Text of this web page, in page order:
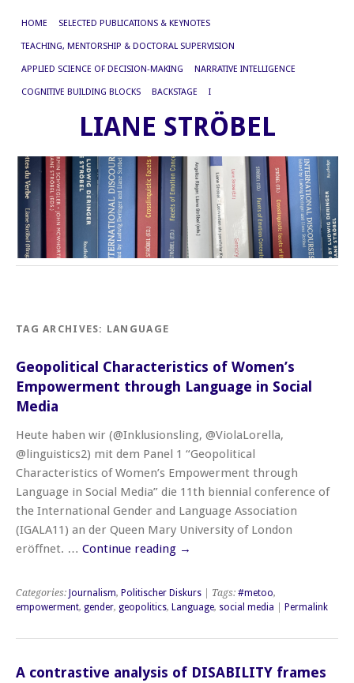
HOME SELECTED PUBLICATIONS & KEYNOTES
TEACHING, MENTORSHIP & DOCTORAL SUPERVISION
APPLIED SCIENCE OF DECISION-MAKING NARRATIVE INTELLIGENCE
COGNITIVE BUILDING BLOCKS BACKSTAGE I
LIANE STRÖBEL
TAG ARCHIVES: LANGUAGE
Geopolitical Characteristics of Women’s
Empowerment through Language in Social
Media
Heute haben wir (@Inklusionsling, @ViolaLorella,
@linguistics2) mit dem Panel 1 “Geopolitical
Characteristics of Women’s Empowerment through
Language in Social Media” die 11th biennial conference of
the International Gender and Language Association
(IGALA11) an der Queen Mary University of London
eröffnet. … Continue reading →
Categories: Journalism, Politischer Diskurs | Tags: #metoo,
empowerment, gender, geopolitics, Language, social media Permalink
A contrastive analysis of DISABILITY frames